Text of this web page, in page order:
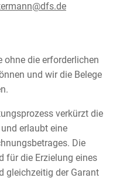
ohne die erforderlichen
und wir die Belege
verkürzt die
erlaubt eine
Die
für die Erzielung eines
gleichzeitig der Garant